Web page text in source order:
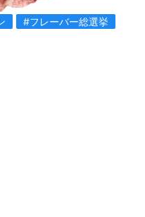
#フレーバー総選挙